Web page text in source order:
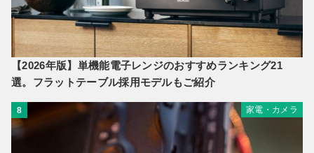
【2026年版】単機能電子レンジのおすすめランキング21
選。フラットテーブル採用モデルもご紹介
8 家電・カメラ